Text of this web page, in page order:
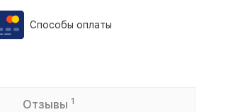
Способы оплаты
Отзывы 1